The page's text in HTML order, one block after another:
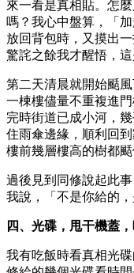
來一看是真相貼。怎
嗎？我心中盤算，「
放回背包時，又摸出
驚詫之餘我才醒悟，
第二天清晨就開始颳
一棟樓儘量不重複進
完時街道已成小河，
住雨傘邊緣，順利回
樓前幾層樓高的樹都颳
過後見到同修說起此
我說，「不是你給的，
四、光碟，甩干機蓋
我有吃飯時看真相光